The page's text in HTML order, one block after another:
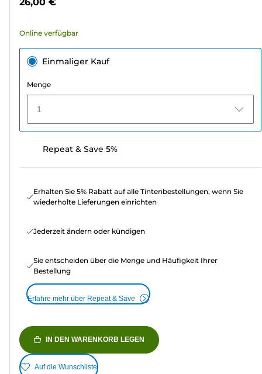
57
Online verfügbar
Einmaliger Kauf
Menge
1
Repeat & Save 5%
Erhalten Sie 5% Rabatt auf alle Tintenbestellungen, wenn Sie
wiederholte Lieferungen einrichten
Jederzeit ändern oder kündigen
Sie entscheiden über die Menge und Häufigkeit Ihrer
Bestellung
Erfahre mehr über Repeat & Save
IN DEN WARENKORB LEGEN
Auf die Wunschliste